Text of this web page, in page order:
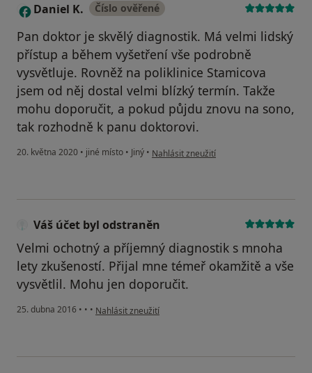
D Daniel K. Číslo ověřené
Pan doktor je skvělý diagnostik. Má velmi lidský
přístup a během vyšetření vše podrobně
vysvětluje. Rovněž na poliklinice Stamicova
jsem od něj dostal velmi blízký termín. Takže
mohu doporučit, a pokud půjdu znovu na sono,
tak rozhodně k panu doktorovi.
20. května 2020 • jiné místo • Jiný • podle názoru uživatele Daniel K.
Nahlásit zneužití
Váš účet byl odstraněn
Velmi ochotný a příjemný diagnostik s mnoha
lety zkušeností. Přijal mne témeř okamžitě a vše
vysvětlil. Mohu jen doporučit.
25. dubna 2016 • • • podle názoru uživatele Váš účet byl odstraněn
Nahlásit zneužití